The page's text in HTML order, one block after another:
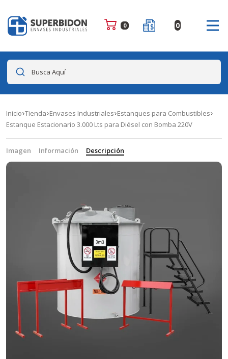
0 0
Busca Aquí
Inicio Tienda Envases Industriales Estanques para Combustibles
Estanque Estacionario 3.000 Lts para Diésel con Bomba 220V
Imagen Información Descripción